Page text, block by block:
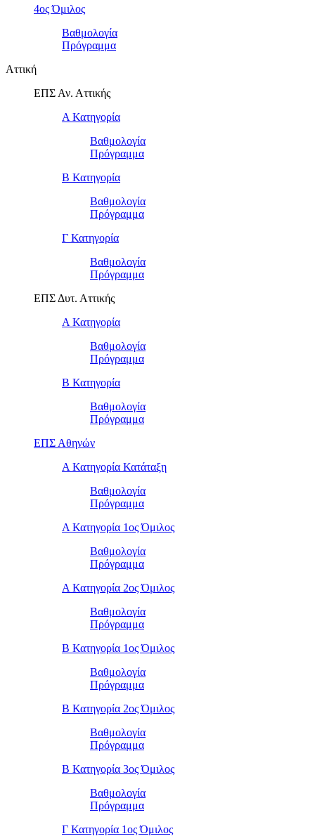
4ος Όμιλος
Βαθμολογία
Πρόγραμμα
Αττική
ΕΠΣ Αν. Αττικής
Α Κατηγορία
Βαθμολογία
Πρόγραμμα
Β Κατηγορία
Βαθμολογία
Πρόγραμμα
Γ Κατηγορία
Βαθμολογία
Πρόγραμμα
ΕΠΣ Δυτ. Αττικής
Α Κατηγορία
Βαθμολογία
Πρόγραμμα
Β Κατηγορία
Βαθμολογία
Πρόγραμμα
ΕΠΣ Αθηνών
Α Κατηγορία Κατάταξη
Βαθμολογία
Πρόγραμμα
Α Κατηγορία 1ος Όμιλος
Βαθμολογία
Πρόγραμμα
Α Κατηγορία 2ος Όμιλος
Βαθμολογία
Πρόγραμμα
Β Κατηγορία 1ος Όμιλος
Βαθμολογία
Πρόγραμμα
Β Κατηγορία 2ος Όμιλος
Βαθμολογία
Πρόγραμμα
Β Κατηγορία 3ος Όμιλος
Βαθμολογία
Πρόγραμμα
Γ Κατηγορία 1ος Όμιλος